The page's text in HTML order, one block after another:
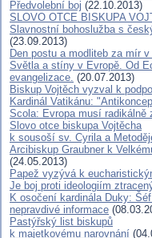
Předvolební boj (22.10.2013)
SLOVO OTCE BISKUPA
Slavnostní bohoslužba s
(23.09.2013)
Den postu a modliteb za mír
Světla a stíny v Evropě. Od
evangelizace. (20.07.2013)
Biskup Vojtěch vyzval k
Kardinál Vatikánu:
Scola: Evropa musí
Slovo otce biskupa Vojtěcha
k sousoší sv. Cyrila a
Arcibiskup Graubner k
(24.05.2013)
Papež vyzývá k
Je boj proti ideologiím
K osočení kardinála Duky:
nepravdivé informace
Pastýřský list biskupů
k majetkovému narovnání